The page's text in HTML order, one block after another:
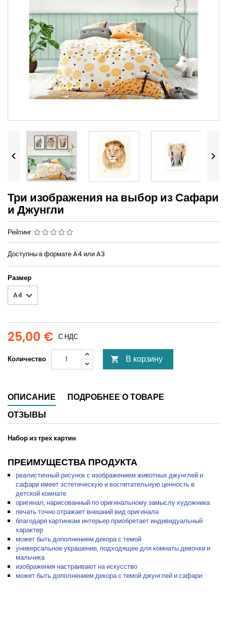
 
Три изображения на выбор из Сафари
и Джунгли
Рейтинг
Доступны в формате A4 или A3
Размер
25,00 € С НДС
Количество  В корзину
ОПИСАНИЕ
ПОДРОБНЕЕ О ТОВАРЕ
ОТЗЫВЫ
Набор из трех картин
ПРЕИМУЩЕСТВА ПРОДУКТА
реалистичный рисунок с изображением животных джунглей и
сафари имеет эстетическую и воспитательную ценность в
детской комнате
оригинал, нарисованный по оригинальному замыслу художника
печать точно отражает внешний вид оригинала
благодаря картинкам интерьер приобретает индивидуальный
характер
может быть дополнением декора с темой
универсальное украшение, подходящее для комнаты девочки и
мальчика
изображения настраивают на искусство
может быть дополнением декора с темой джунглей и сафари